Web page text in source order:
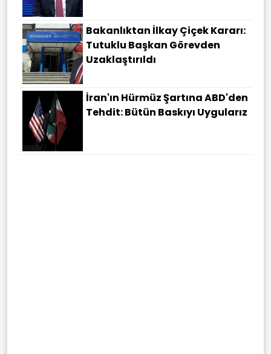
Bakanlıktan İlkay Çiçek Kararı:
Tutuklu Başkan Görevden
Uzaklaştırıldı
İran'ın Hürmüz Şartına ABD'den
Tehdit: Bütün Baskıyı Uygularız